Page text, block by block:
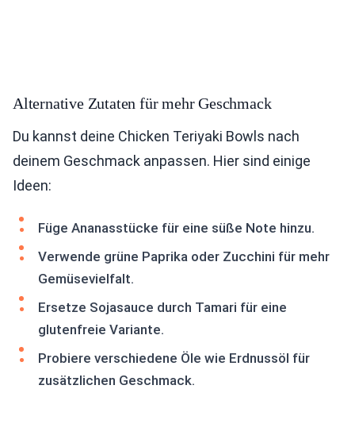
Alternative Zutaten für mehr Geschmack
Du kannst deine Chicken Teriyaki Bowls nach
deinem Geschmack anpassen. Hier sind einige
Ideen:
Füge Ananasstücke für eine süße Note hinzu.
Verwende grüne Paprika oder Zucchini für mehr
Gemüsevielfalt.
Ersetze Sojasauce durch Tamari für eine
glutenfreie Variante.
Probiere verschiedene Öle wie Erdnussöl für
zusätzlichen Geschmack.